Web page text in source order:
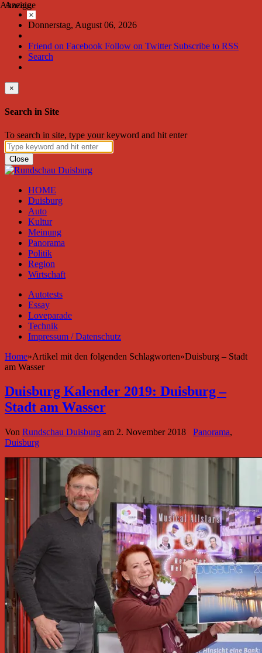
Donnerstag, August 06, 2026
Friend on Facebook Follow on Twitter Subscribe to RSS
Search
×
Search in Site
To search in site, type your keyword and hit enter
Close
HOME
Duisburg
Auto
Kultur
Meinung
Panorama
Politik
Region
Wirtschaft
Autotests
Essay
Loveparade
Technik
Impressum / Datenschutz
Home»Artikel mit den folgenden Schlagworten»Duisburg – Stadt
am Wasser
Duisburg Kalender 2019: Duisburg –
Stadt am Wasser
Von Rundschau Duisburg am 2. November 2018 Panorama,
Duisburg
Anzeige
×
Anzeige